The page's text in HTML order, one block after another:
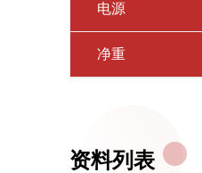
电源
净重
资料列表